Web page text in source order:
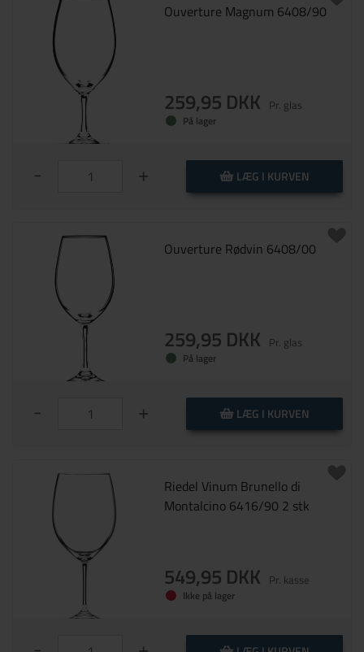
Ouverture Magnum 6408/90
259,95 DKK Pr. glas
På lager
- + LÆG I KURVEN
Ouverture Rødvin 6408/00
259,95 DKK Pr. glas
På lager
- + LÆG I KURVEN
Riedel Vinum Brunello di
Montalcino 6416/90 2 stk
549,95 DKK Pr. kasse
Ikke på lager